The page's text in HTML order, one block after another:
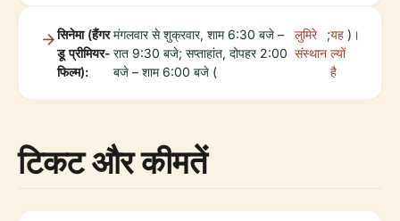
सिनेमा (हैंगर
डू प्रीमियर-
फिल्म):
मंगलवार से शुक्रवार, शाम 6:30 बजे –
रात 9:30 बजे; सप्ताहांत, दोपहर 2:00
बजे – शाम 6:00 बजे (
लुमिरे
संस्थान
;यह
ल्यों
है
)।
टिकट और कीमतें